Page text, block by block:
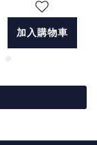
加入購物車